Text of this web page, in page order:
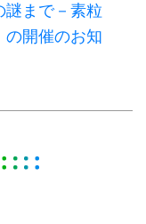
謎まで－素粒
の開催のお知